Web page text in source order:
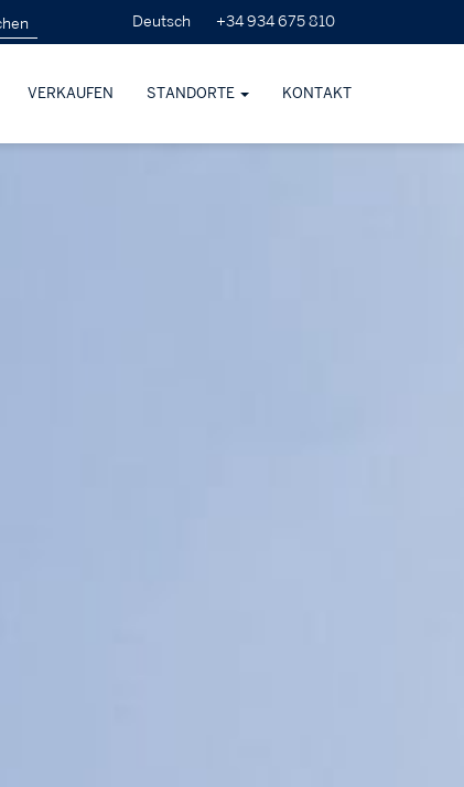
Deutsch +34 934 675 810
VERKAUFEN STANDORTE KONTAKT